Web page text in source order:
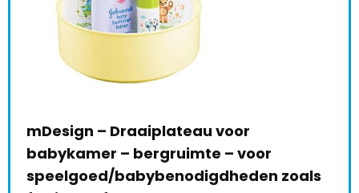
mDesign – Draaiplateau voor
babykamer – bergruimte – voor
speelgoed/babybenodigdheden zoals